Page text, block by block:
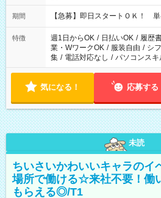
・13：00～22：00 ・22：00～
期間 【急募】即日スタートＯＫ！ 単
特徴 週1日からOK / 日払いOK / 履歴
業・WワークOK / 服装自由 / シ
集 / 電話対応なし / パソコンスキ
気になる！ 応募する
未読
ちいさいかわいいキャラのイ
場所で働ける☆来社不要！働
もらえる◎/T1